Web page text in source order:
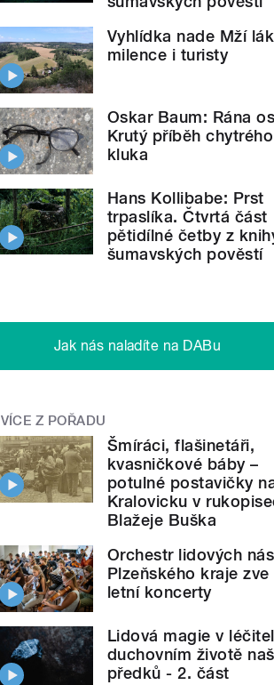
Vyhlídka nade Mží
milence i turisty
Oskar Baum: Rána
Krutý příběh chytrého
kluka
Hans Kollibabe: Prst
trpaslíka. Čtvrtá část
pětidílné četby z
šumavských pověstí
Jak nás naladíte na DABu
VÍCE Z POŘADU
Šmíráci, flašinetáři,
kvasničkové báby –
potulné postavičky
Kralovicku v
Blažeje Buška
Orchestr lidových
Plzeňského kraje zve
letní koncerty
Lidová magie v
duchovním životě
předků - 2. část